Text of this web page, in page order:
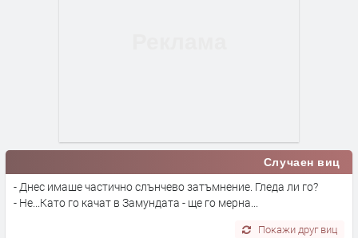
Случаен виц
- Днес имаше частично слънчево затъмнение. Гледа ли го?
- Не...Като го качат в Замундата - ще го мерна...
Покажи друг виц